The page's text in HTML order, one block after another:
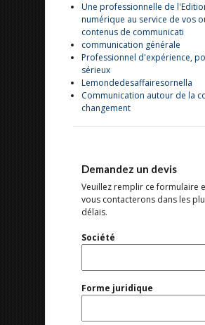
Une professionnelle de
numérique au service de vos
contenus de communicati
communication générale
Professionnel d'expérience,
sérieux
Lemondedesaffairesornella
Communication autour de la
changement
Demandez un devis
Veuillez remplir ce formulaire
vous contacterons dans les
délais.
Société
Forme juridique